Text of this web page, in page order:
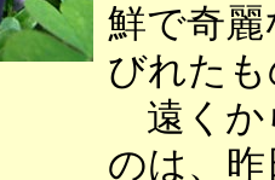
鮮で奇
びれた
遠くか
のは、